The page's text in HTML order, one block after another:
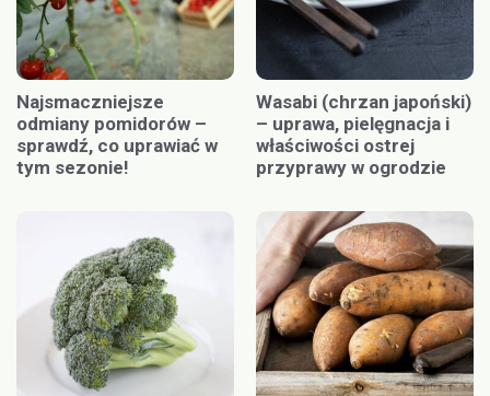
Najsmaczniejsze
odmiany pomidorów –
sprawdź, co uprawiać w
tym sezonie!
Wasabi (chrzan japoński)
– uprawa, pielęgnacja i
właściwości ostrej
przyprawy w ogrodzie